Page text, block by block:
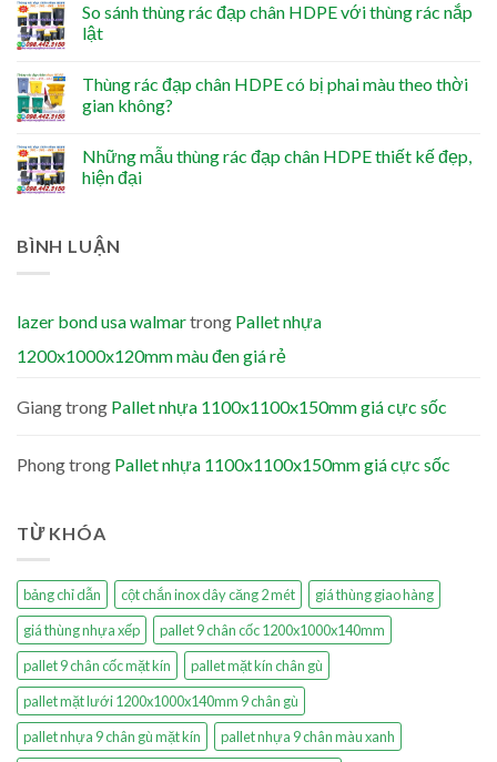
So sánh thùng rác đạp chân HDPE với thùng rác nắp
lật
Thùng rác đạp chân HDPE có bị phai màu theo thời
gian không?
Những mẫu thùng rác đạp chân HDPE thiết kế đẹp,
hiện đại
BÌNH LUẬN
lazer bond usa walmartrong Pallet nhựa
1200x1000x120mm màu đen giá rẻ
Giangtrong Pallet nhựa 1100x1100x150mm giá cực sốc
Phongtrong Pallet nhựa 1100x1100x150mm giá cực sốc
TỪ KHÓA
bảng chỉ dẫn cột chắn inox dây căng 2 mét
giá thùng giao hàng
giá thùng nhựa xếp
pallet 9 chân cốc 1200x1000x140mm
pallet 9 chân cốc mặt kín
pallet mặt kín chân gù
pallet mặt lưới 1200x1000x140mm 9 chân gù
pallet nhựa 9 chân gù mặt kín
pallet nhựa 9 chân màu xanh